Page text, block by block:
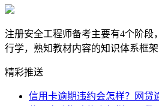
注册安全工程师备考主要有4个阶
行学，熟知教材内容的知识体系框
精彩推送
信用卡逾期违约会怎样？网贷